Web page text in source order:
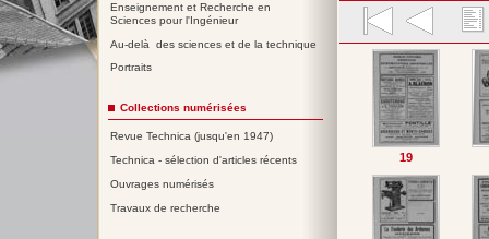
19
Enseignement et Recherche en
Sciences pour l'Ingénieur
Au-delà des sciences et de la technique
Portraits
Collections numérisées
Revue Technica (jusqu'en 1947)
Technica - sélection d'articles récents
Ouvrages numérisés
Travaux de recherche